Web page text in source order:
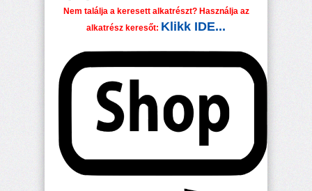
Nem találja a keresett alkatrészt? Használja az
alkatrész keresőt: Klikk IDE...